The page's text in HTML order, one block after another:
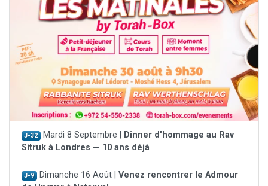
J-32 Mardi 8 Septembre |
Dinner d'hommage au Rav
Sitruk à Londres — 10 ans déjà
J-9 Dimanche 16 Août | Venez rencontrer le Admour